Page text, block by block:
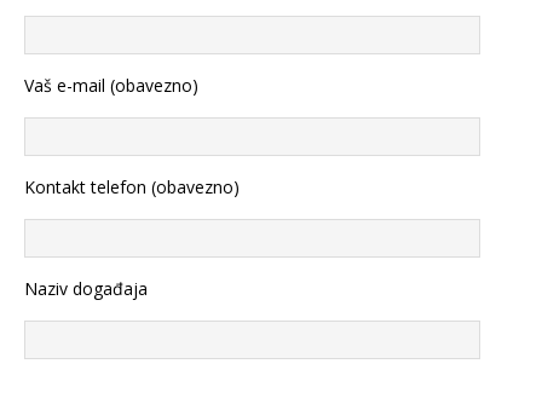
Vaš e-mail (obavezno)
Kontakt telefon (obavezno)
Naziv događaja